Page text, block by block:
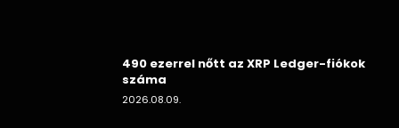
490 ezerrel nőtt az XRP Ledger-fiókok
száma
2026.08.09.